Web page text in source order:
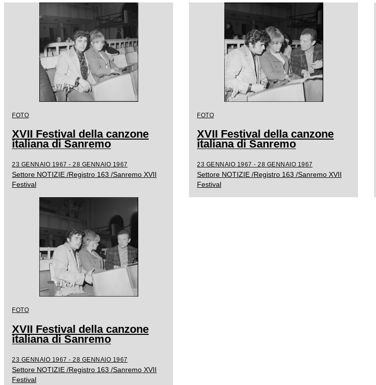
FOTO
XVII Festival della canzone
italiana di Sanremo
23 GENNAIO 1967 - 28 GENNAIO 1967
Settore NOTIZIE /Registro 163 /Sanremo XVII
Festival
FOTO
XVII Festival della canzone
italiana di Sanremo
23 GENNAIO 1967 - 28 GENNAIO 1967
Settore NOTIZIE /Registro 163 /Sanremo XVII
Festival
FOTO
XVII Festival della canzone
italiana di Sanremo
23 GENNAIO 1967 - 28 GENNAIO 1967
Settore NOTIZIE /Registro 163 /Sanremo XVII
Festival